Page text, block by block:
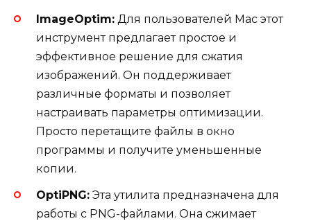
ImageOptim: Для пользователей Mac этот
инструмент предлагает простое и
эффективное решение для сжатия
изображений. Он поддерживает
различные форматы и позволяет
настраивать параметры оптимизации.
Просто перетащите файлы в окно
программы и получите уменьшенные
копии.
OptiPNG: Эта утилита предназначена для
работы с PNG-файлами. Она сжимает